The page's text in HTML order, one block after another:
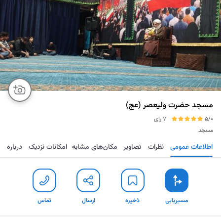
مسجد حضرت ولیعصر (عج)
5/0
7 رای
مسجد
مسیریابی ذخیره ارسال تماس اطلاعات عمومی نظرات تصاویر مکان‌های مشابه امکانات نزدیک درباره
مسیریابی ذخیره ارسال تماس